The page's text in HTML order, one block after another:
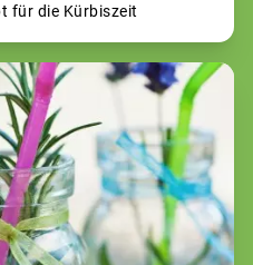
für die Kürbiszeit